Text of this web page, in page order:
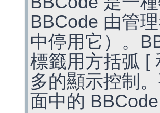
BBCode 由管
中停用它）。
標籤用方括弧 [
多的顯示控制
面中的 BBCode